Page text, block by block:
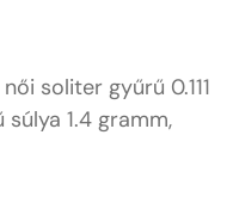
soliter gyűrű 0.111
1.4 gramm,